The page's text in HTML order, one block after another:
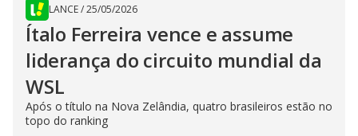
LANCE/25/05/2026
Ítalo Ferreira vence e assume
liderança do circuito mundial da
WSL
Após o título na Nova Zelândia, quatro brasileiros estão no
topo do ranking